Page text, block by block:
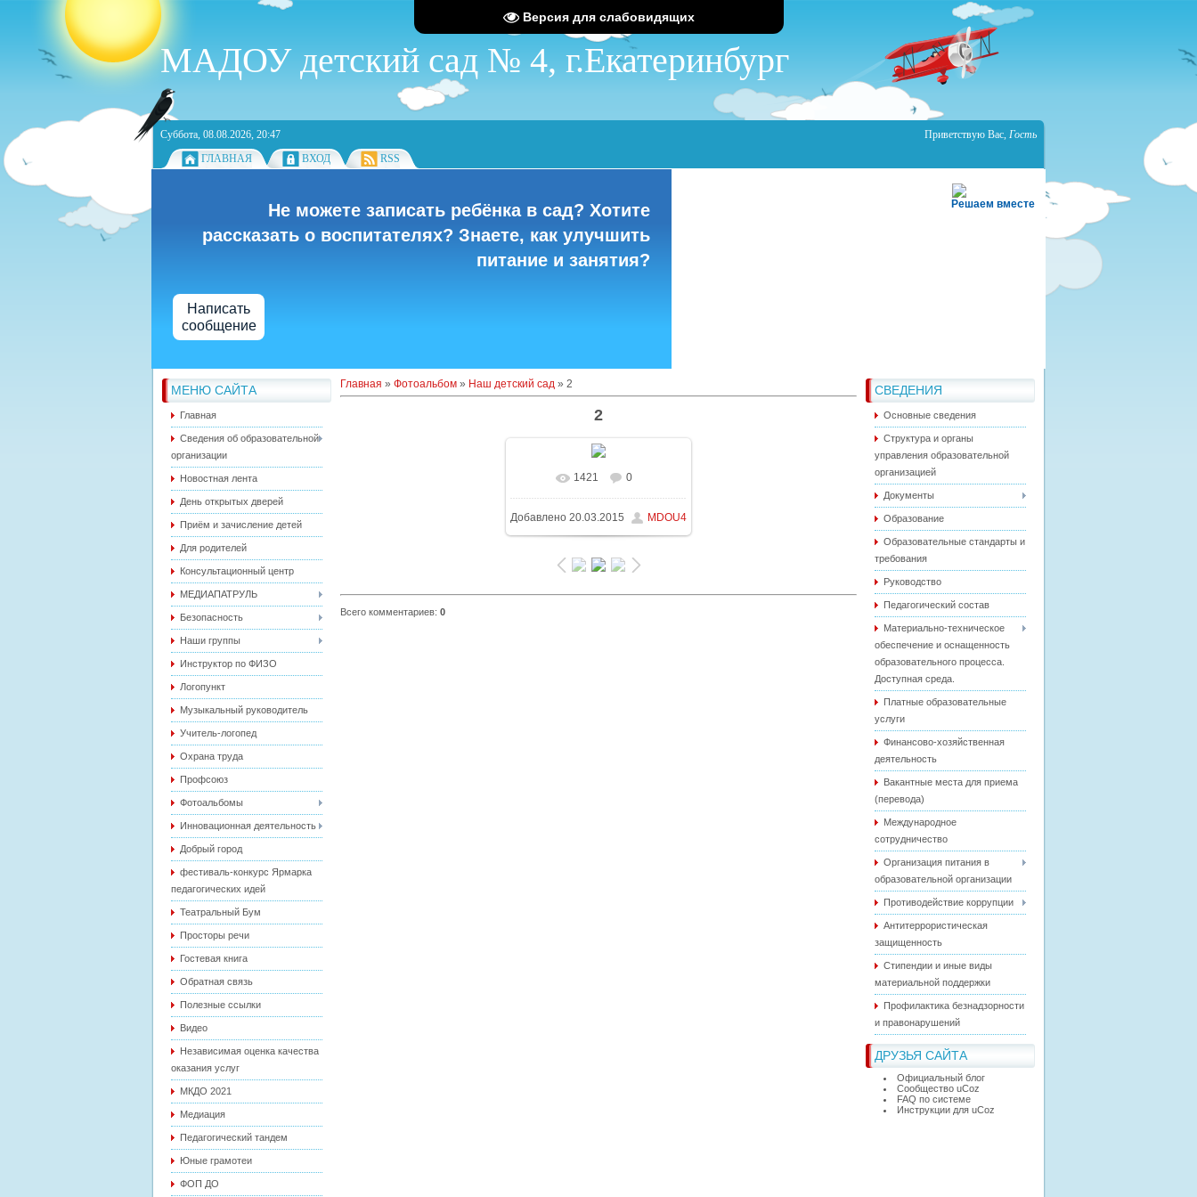
Версия для слабовидящих
МАДОУ детский сад № 4, г.Екатеринбург
Суббота, 08.08.2026, 20:47 Приветствую Вас, Гость
ГЛАВНАЯ
ВХОД RSS
Решаем вместе
Не можете записать ребёнка в сад? Хотите
рассказать о воспитателях? Знаете, как улучшить
питание и занятия?
Написать
сообщение
МЕНЮ САЙТА
Главная
Сведения об образовательной
организации
Новостная лента
День открытых дверей
Приём и зачисление детей
Для родителей
Консультационный центр
МЕДИАПАТРУЛЬ
Безопасность
Наши группы
Инструктор по ФИЗО
Логопункт
Музыкальный руководитель
Учитель-логопед
Охрана труда
Профсоюз
Фотоальбомы
Инновационная деятельность
Добрый город
фестиваль-конкурс Ярмарка
педагогических идей
Театральный Бум
Просторы речи
Гостевая книга
Обратная связь
Полезные ссылки
Видео
Независимая оценка качества
оказания услуг
МКДО 2021
Медиация
Педагогический тандем
Юные грамотеи
ФОП ДО
СВЕДЕНИЯ
Основные сведения
Структура и органы
управления образовательной
организацией
Документы
Образование
Образовательные стандарты и
требования
Руководство
Педагогический состав
Материально-техническое
обеспечение и оснащенность
образовательного процесса.
Доступная среда.
Платные образовательные
услуги
Финансово-хозяйственная
деятельность
Вакантные места для приема
(перевода)
Международное
сотрудничество
Организация питания в
образовательной организации
Противодействие коррупции
Антитеррористическая
защищенность
Стипендии и иные виды
материальной поддержки
Профилактика безнадзорности
и правонарушений
ДРУЗЬЯ САЙТА
Официальный блог
Сообщество uCoz
FAQ по системе
Инструкции для uCoz
Главная » Фотоальбом » Наш детский сад » 2
2
В реальном размере
1600x1200/ 183.3Kb
1421 0
Добавлено 20.03.2015 MDOU4
Всего комментариев: 0